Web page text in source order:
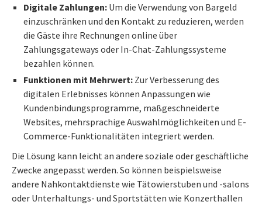
Digitale Zahlungen: Um die Verwendung von Bargeld
einzuschränken und den Kontakt zu reduzieren, werden
die Gäste ihre Rechnungen online über
Zahlungsgateways oder In-Chat-Zahlungssysteme
bezahlen können.
Funktionen mit Mehrwert: Zur Verbesserung des
digitalen Erlebnisses können Anpassungen wie
Kundenbindungsprogramme, maßgeschneiderte
Websites, mehrsprachige Auswahlmöglichkeiten und E-
Commerce-Funktionalitäten integriert werden.
Die Lösung kann leicht an andere soziale oder geschäftliche
Zwecke angepasst werden. So können beispielsweise
andere Nahkontaktdienste wie Tätowierstuben und -salons
oder Unterhaltungs- und Sportstätten wie Konzerthallen